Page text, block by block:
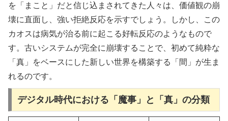
を「まこと」だと信じ込まされてきた人々は、価値観の崩
壊に直面し、強い拒絶反応を示すでしょう。しかし、この
カオスは病気が治る前に起こる好転反応のようなもので
す。古いシステムが完全に崩壊することで、初めて純粋な
「真」をベースにした新しい世界を構築する「間」が生ま
れるのです。
デジタル時代における「魔事」と「真」の分類